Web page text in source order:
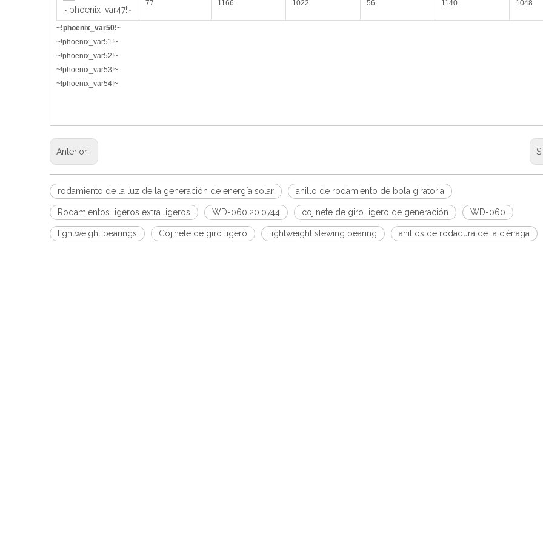
~!phoenix_var47!~
77 1166 1022 56 1140 1048
~!phoenix_var50!~
~!phoenix_var51!~
~!phoenix_var52!~
~!phoenix_var53!~
~!phoenix_var54!~
Anterior:
rodamiento de la luz de la generación de energía solar anillo de rodamiento de bola giratoria
Rodamientos ligeros extra ligeros WD-060.20.0744 cojinete de giro ligero de generación WD-060
lightweight bearings Cojinete de giro ligero lightweight slewing bearing anillos de rodadura de la ciénaga